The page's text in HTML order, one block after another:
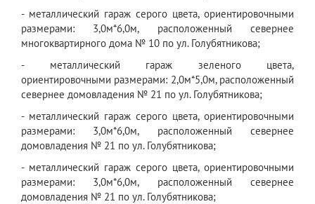
- металлический гараж серого цвета, ориентировочными
размерами: 3,0м*6,0м, расположенный севернее
многоквартирного дома № 10 по ул. Голубятникова;
- металлический гараж зеленого цвета,
ориентировочными размерами: 2,0м*5,0м, расположенный
севернее домовладения № 21 по ул. Голубятникова;
- металлический гараж серого цвета, ориентировочными
размерами: 3,0м*6,0м, расположенный севернее
домовладения № 21 по ул. Голубятникова;
- металлический гараж серого цвета, ориентировочными
размерами: 3,0м*6,0м, расположенный севернее
домовладения № 21 по ул. Голубятникова;